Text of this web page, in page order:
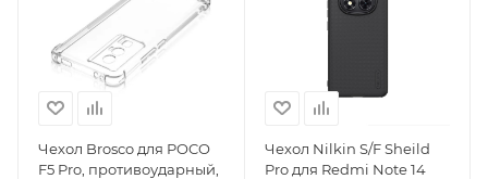
Чехол Brosco для POCO
F5 Pro, противоударный,
Чехол Nilkin S/F Sheild
Pro для Redmi Note 14